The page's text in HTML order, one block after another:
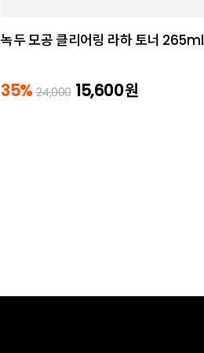
녹두 모공 클리어링 라하 토너 265ml
35% 24,000 15,600원